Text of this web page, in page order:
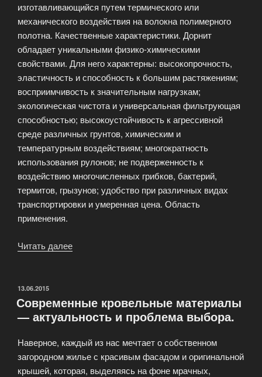
изготавливающийся путем термического или
механического воздействия на волокна полимерного
полотна. Качественные характеристики. Дорнит
обладает уникальными физико-химическими
свойствами. Для него характерны: высокопрочность,
эластичность и способность к большим растяжениям;
восприимчивость к значительным нагрузкам;
экологическая чистота и универсальная фильтрующая
способностью; высокоустойчивость к агрессивной
среде различных грунтов, химическим и
температурным воздействиям; многократность
использования рулонов; не подверженность к
воздействию многочисленных грибков, бактерий,
термитов, грызунов; удобство при различных видах
транспортировки и умеренная цена. Область
применения.
Читать далее
ОПУБЛИКОВАНО
13.06.2015
Современные кровельные материалы
— актуальность и проблема выбора.
Наверное, каждый из нас мечтает о собственном
загородном жилье с красивым фасадом и оригинальной
крышей, которая, выделяясь на фоне мрачных,